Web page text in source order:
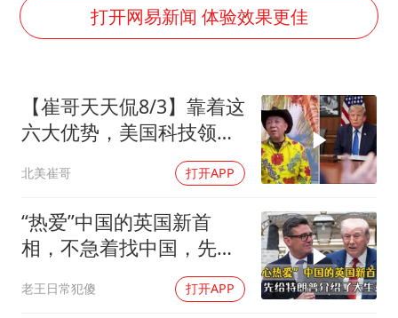
胡彦斌韩磊 谁帮谁
我国外贸延续良好增长态势
“新疆阿勒泰八月能滑雪”不实
女儿为争财产堵门阻挠父亲出殡
U17国足点球大战淘汰河床晋级决赛
夯实基础开新局
打开网易新闻 体验效果更佳
【崔哥天天侃8/3】靠着这
六大优势，美国科技领军
北美崔哥 打开APP
“热爱”中国的英国新首
相，不急着找中国，先给
老王日常犯傻 打开APP